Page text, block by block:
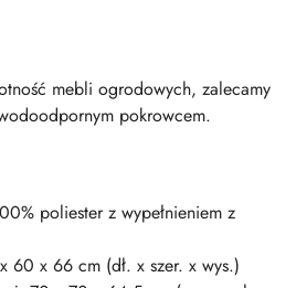
mebli ogrodowych, zalecamy
pokrowcem.
poliester z wypełnieniem z
60 x 66 cm (dł. x szer. x wys.)